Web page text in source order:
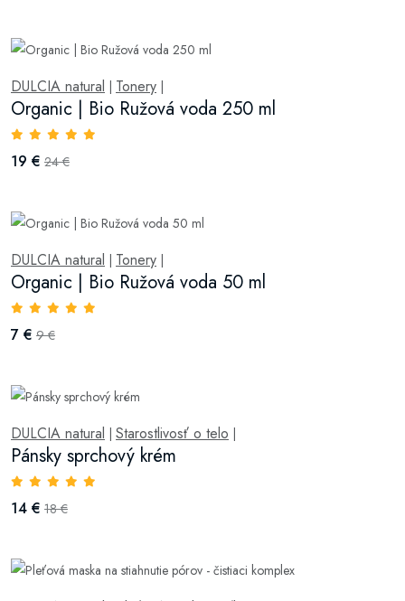
DULCIA natural Tonery
Organic | Bio Ružová voda 250 ml
19 € 24 €
DULCIA natural Tonery
Organic | Bio Ružová voda 50 ml
7 € 9 €
DULCIA natural Starostlivosť o telo
Pánsky sprchový krém
14 € 18 €